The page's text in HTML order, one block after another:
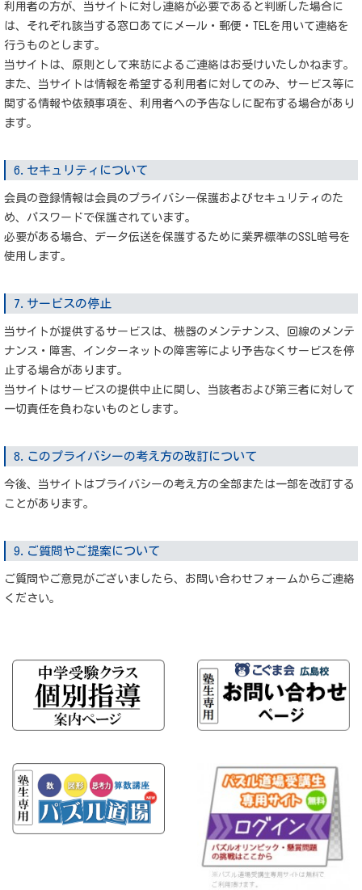
利用者の方が、当サイトに対し連絡が必要であると判断した場合に
は、それぞれ該当する窓口あてにメール・郵便・TELを用いて連絡を
行うものとします。
当サイトは、原則として来訪によるご連絡はお受けいたしかねます。
また、当サイトは情報を希望する利用者に対してのみ、サービス等に
関する情報や依頼事項を、利用者への予告なしに配布する場合があり
ます。
6.セキュリティについて
会員の登録情報は会員のプライバシー保護およびセキュリティのた
め、パスワードで保護されています。
必要がある場合、データ伝送を保護するために業界標準のSSL暗号を
使用します。
7.サービスの停止
当サイトが提供するサービスは、機器のメンテナンス、回線のメンテ
ナンス・障害、インターネットの障害等により予告なくサービスを停
止する場合があります。
当サイトはサービスの提供中止に関し、当該者および第三者に対して
一切責任を負わないものとします。
8.このプライバシーの考え方の改訂について
今後、当サイトはプライバシーの考え方の全部または一部を改訂する
ことがあります。
9.ご質問やご提案について
ご質問やご意見がございましたら、お問い合わせフォームからご連絡
ください。